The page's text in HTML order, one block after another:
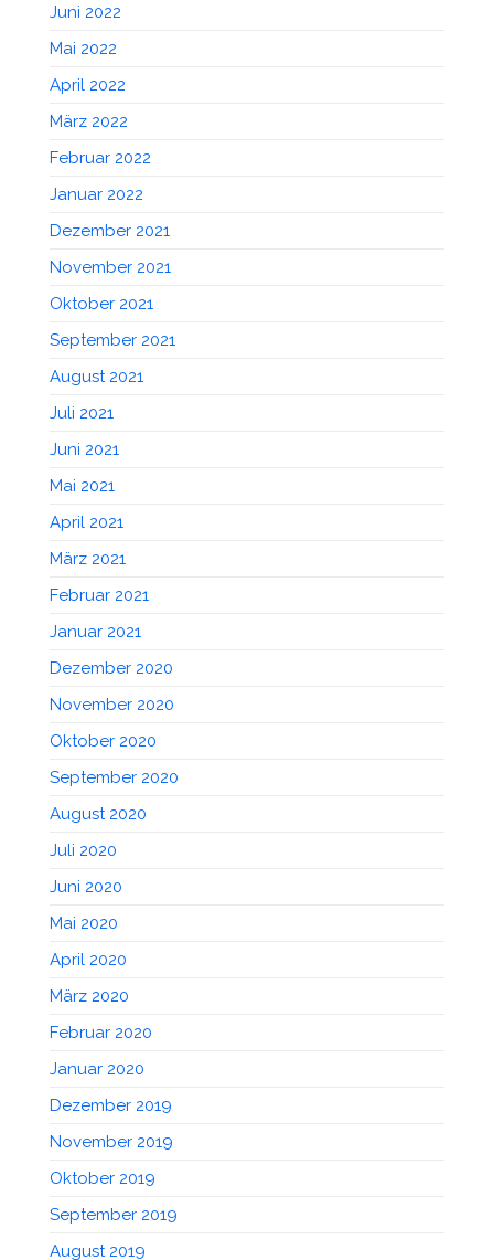
Juni 2022
Mai 2022
April 2022
März 2022
Februar 2022
Januar 2022
Dezember 2021
November 2021
Oktober 2021
September 2021
August 2021
Juli 2021
Juni 2021
Mai 2021
April 2021
März 2021
Februar 2021
Januar 2021
Dezember 2020
November 2020
Oktober 2020
September 2020
August 2020
Juli 2020
Juni 2020
Mai 2020
April 2020
März 2020
Februar 2020
Januar 2020
Dezember 2019
November 2019
Oktober 2019
September 2019
August 2019